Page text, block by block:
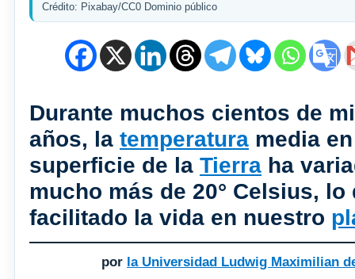
Crédito: Pixabay/CC0 Dominio público
Durante muchos cientos de
años, la temperatura media
superficie de la Tierra ha
mucho más de 20° Celsius, lo
facilitado la vida en nuestro
por la Universidad Ludwig Maximilian